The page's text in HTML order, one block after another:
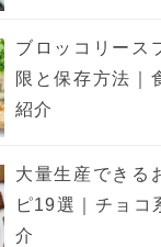
ブロッコリース
限と保存方法｜
紹介
大量生産できる
ピ19選｜チョコ
介